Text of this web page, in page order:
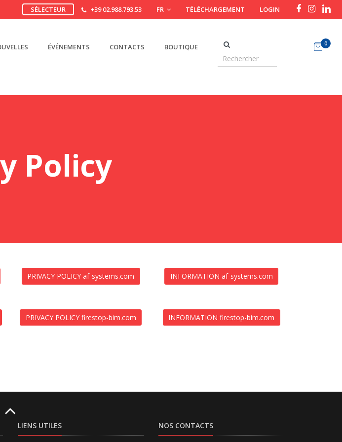
SÉLECTEUR +39 02.988.793.53 FR TÉLÉCHARGEMENT LOGIN
ÉVÉNEMENTS CONTACTS BOUTIQUE 0
Policy
PRIVACY POLICY af-systems.com INFORMATION af-systems.com
PRIVACY POLICY firestop-bim.com INFORMATION firestop-bim.com
LIENS UTILES NOS CONTACTS